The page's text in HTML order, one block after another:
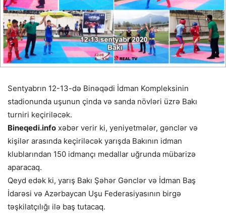
Sentyabrın 12-13-də Binəqədi İdman Kompleksinin
stadionunda uşunun çinda və sanda növləri üzrə Bakı
turniri keçiriləcək.
Bineqedi.info xəbər verir ki, yeniyetmələr, gənclər və
kişilər arasında keçiriləcək yarışda Bakının idman
klublarından 150 idmançı medallar uğrunda mübarizə
aparacaq.
Qeyd edək ki, yarış Bakı Şəhər Gənclər və İdman Baş
İdarəsi və Azərbaycan Uşu Federasiyasının birgə
təşkilatçılığı ilə baş tutacaq.